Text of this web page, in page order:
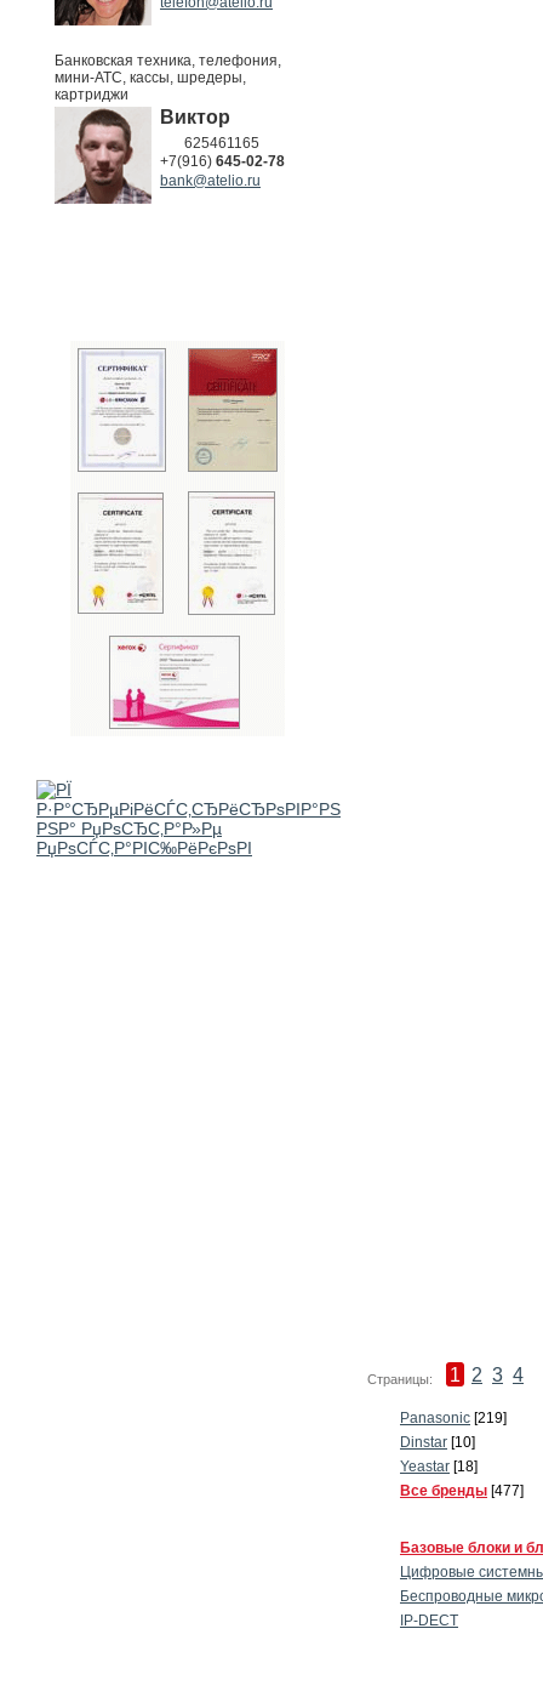
Банковская техника, телефония,
мини-АТС, кассы, шредеры,
картриджи
Виктор
625461165
+7(916) 645-02-78
bank@atelio.ru
Страницы: 1 2 3 4
Panasonic [219]
Dinstar [10]
Yeastar [18]
Все бренды [477]
Базовые блоки и
Цифровые
Беспроводные
IP-DECT